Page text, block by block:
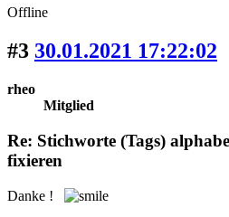
Offline
#3 30.01.2021 17:22:02
rheo
Mitglied
Re: Stichworte (Tags)
fixieren
Danke !